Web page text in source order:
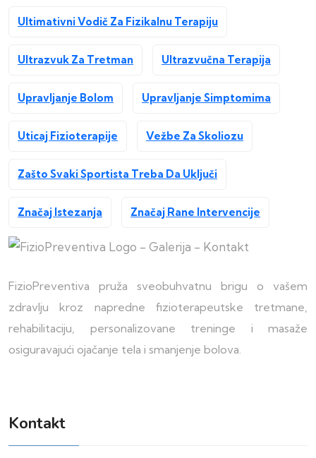
Ultimativni Vodič Za Fizikalnu Terapiju
Ultrazvuk Za Tretman Ultrazvučna Terapija
Upravljanje Bolom Upravljanje Simptomima
Uticaj Fizioterapije Vežbe Za Skoliozu
Zašto Svaki Sportista Treba Da Uključi
Značaj Istezanja Značaj Rane Intervencije
FizioPreventiva pruža sveobuhvatnu brigu o vašem
zdravlju kroz napredne fizioterapeutske tretmane,
rehabilitaciju, personalizovane treninge i masaže
osiguravajući ojačanje tela i smanjenje bolova.
Kontakt